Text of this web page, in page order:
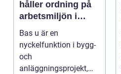
håller ordning på
arbetsmiljön i
byggprojekt
Bas u är en
nyckelfunktion i bygg-
och
anläggningsprojekt,